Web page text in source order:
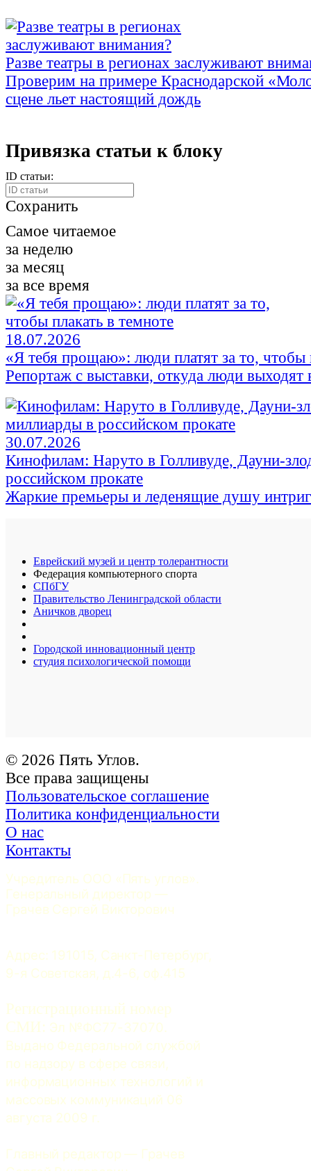
Разве театры в регионах заслуживают
Проверим на примере Краснодарской
сцене льет настоящий дождь
Привязка статьи к блоку
ID статьи:
Сохранить
Самое читаемое
за неделю
за месяц
за все время
18.07.2026
«Я тебя прощаю»: люди платят за то, чтобы
Репортаж с выставки, откуда люди выходят
30.07.2026
Кинофилам: Наруто в Голливуде, Дауни-
российском прокате
Жаркие премьеры и леденящие душу
Еврейский музей и центр толерантности
Федерация компьютерного спорта
СПбГУ
Правительство Ленинградской области
Аничков дворец
Городской инновационный центр
студия психологической помощи
© 2026 Пять Углов.
Все права защищены
Пользовательское соглашение
Политика конфиденциальности
О нас
Контакты
Учредитель ООО «Пять углов».
Генеральный директор —
Грачев Сергей Викторович
Адрес: 191015, Санкт-Петербург,
9-я Советская, д.4-6, оф.415
Регистрационный номер
СМИ: Эл №ФС77-37070.
Выдано Федеральной службой
по надзору в сфере связи,
информационных технологий и
массовых коммуникаций 06
августа 2009 г.
Главный редактор — Грачев